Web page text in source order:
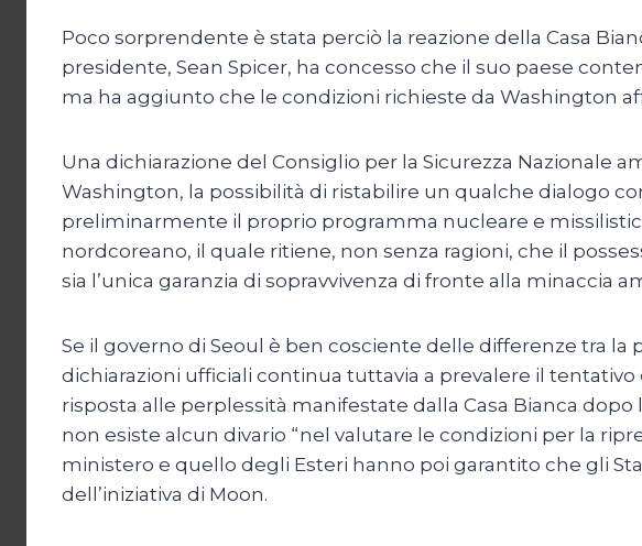
Poco sorprendente è stata perciò la reazione della Casa
presidente, Sean Spicer, ha concesso che il suo paese
ma ha aggiunto che le condizioni richieste da Washington
Una dichiarazione del Consiglio per la Sicurezza Nazionale
Washington, la possibilità di ristabilire un qualche dialogo
preliminarmente il proprio programma nucleare e
nordcoreano, il quale ritiene, non senza ragioni, che il
sia l’unica garanzia di sopravvivenza di fronte alla minaccia
Se il governo di Seoul è ben cosciente delle differenze tra
dichiarazioni ufficiali continua tuttavia a prevalere il
risposta alle perplessità manifestate dalla Casa Bianca
non esiste alcun divario “nel valutare le condizioni per la
ministero e quello degli Esteri hanno poi garantito che gli
dell’iniziativa di Moon.